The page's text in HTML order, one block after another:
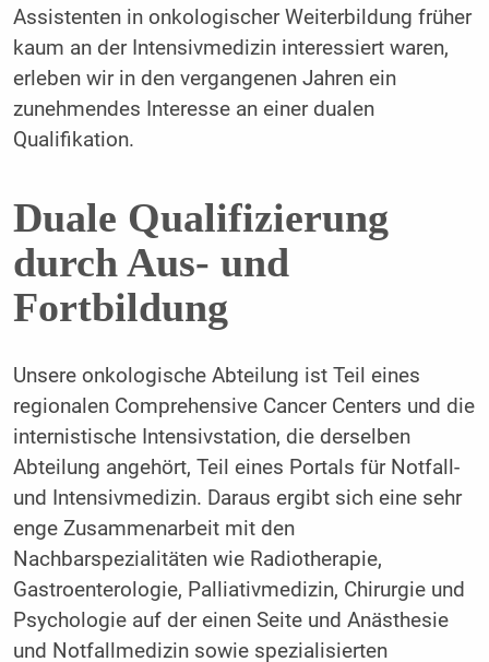
Assistenten in onkologischer Weiterbildung früher
kaum an der Intensivmedizin interessiert waren,
erleben wir in den vergangenen Jahren ein
zunehmendes Interesse an einer dualen
Qualifikation.
Duale Qualifizierung
durch Aus- und
Fortbildung
Unsere onkologische Abteilung ist Teil eines
regionalen Comprehensive Cancer Centers und die
internistische Intensivstation, die derselben
Abteilung angehört, Teil eines Portals für Notfall-
und Intensivmedizin. Daraus ergibt sich eine sehr
enge Zusammenarbeit mit den
Nachbarspezialitäten wie Radiotherapie,
Gastroenterologie, Palliativmedizin, Chirurgie und
Psychologie auf der einen Seite und Anästhesie
und Notfallmedizin sowie spezialisierten